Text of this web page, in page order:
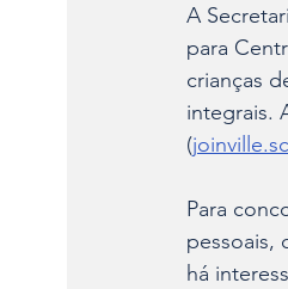
A
para
crianças
integrais.
(
Para
pessoais,
há